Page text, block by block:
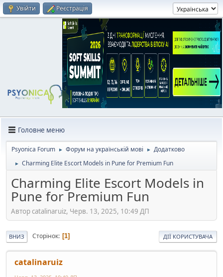
Увійти Реєстрація
Головне меню
Psyonica Forum ► Форум на українській мові ► Додатково
► Charming Elite Escort Models in Pune for Premium Fun
Charming Elite Escort Models in
Pune for Premium Fun
Автор catalinaruiz, Черв. 13, 2025, 10:49 ДП
ВНИЗ Сторінок 1 ДІЇ КОРИСТУВАЧА
catalinaruiz